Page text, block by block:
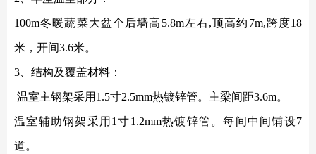
100m冬暖蔬菜大盆个后墙高5.8m左右,顶高约7m,跨度18
米，开间3.6米。
3、结构及覆盖材料：
温室主钢架采用 1.5寸2.5mm热镀锌管。主梁间距3.6m。
温室辅助钢架采用 1寸1.2mm热镀锌管。每间中间铺设7
道。